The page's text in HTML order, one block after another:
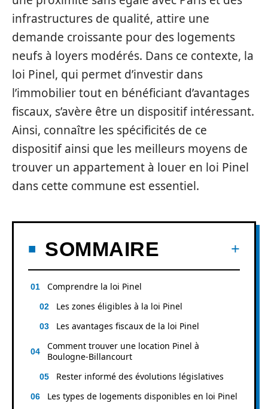
infrastructures de qualité, attire une
demande croissante pour des logements
neufs à loyers modérés. Dans ce contexte, la
loi Pinel, qui permet d’investir dans
l’immobilier tout en bénéficiant d’avantages
fiscaux, s’avère être un dispositif intéressant.
Ainsi, connaître les spécificités de ce
dispositif ainsi que les meilleurs moyens de
trouver un appartement à louer en loi Pinel
dans cette commune est essentiel.
SOMMAIRE
Comprendre la loi Pinel
Les zones éligibles à la loi Pinel
Les avantages fiscaux de la loi Pinel
Comment trouver une location Pinel à
Boulogne-Billancourt
Rester informé des évolutions législatives
Les types de logements disponibles en loi Pinel